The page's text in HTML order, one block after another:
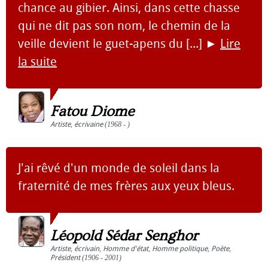
chance au gibier. Ainsi, dans cette chasse
qui ne dit pas son nom, le chemin de la
veille devient le guet-apens du [...] ► Lire
la suite
Fatou Diome
Artiste, écrivaine(1968 - )
J'ai rêvé d'un monde de soleil dans la
fraternité de mes frères aux yeux bleus.
Léopold Sédar Senghor
Artiste, écrivain, Homme d'état, Homme politique, Poète,
Président(1906 - 2001)